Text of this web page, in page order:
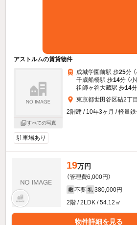
アストルムの賃貸物件
すべての写真
成城学園前駅 歩25分
千歳船橋駅 歩14分 （
祖師ヶ谷大蔵駅 歩14
東京都世田谷区砧2丁目
2階建 / 10年3ヶ月 / 軽量
駐車場あり
19万円
（管理費6,000円）
敷 不要 礼 380,000円
2階 / 2LDK / 54.12㎡
物件詳細を見る